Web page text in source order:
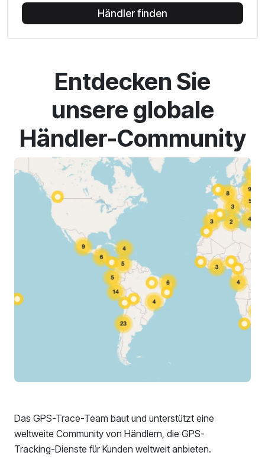
Händler finden
Entdecken Sie
unsere globale
Händler-Community
Das GPS-Trace-Team baut und unterstützt eine
weltweite Community von Händlern, die GPS-
Tracking-Dienste für Kunden weltweit anbieten.